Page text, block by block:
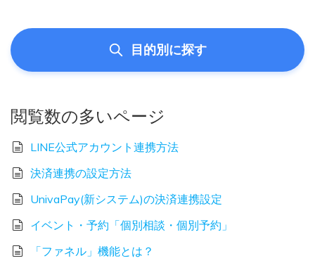
目的別に探す
閲覧数の多いページ
LINE公式アカウント連携方法
決済連携の設定方法
UnivaPay(新システム)の決済連携設定
イベント・予約「個別相談・個別予約」
「ファネル」機能とは？